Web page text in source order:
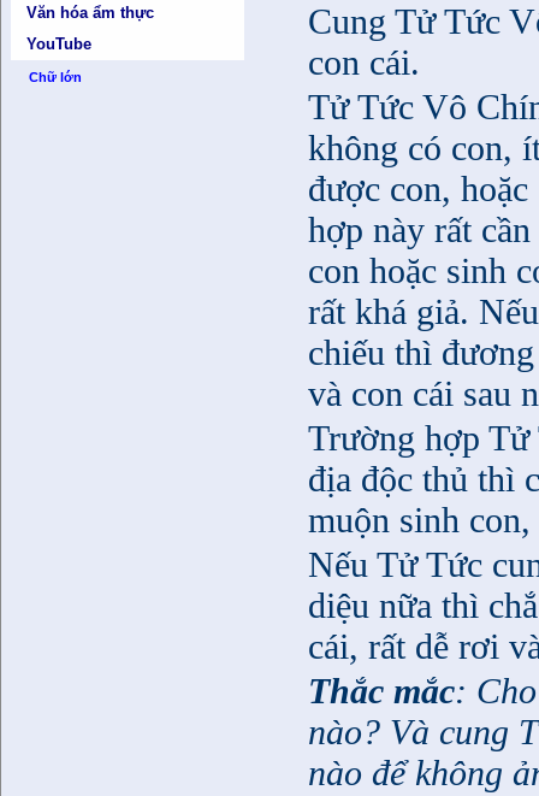
Văn hóa ẩm thực
YouTube
Chữ lớn
Cung Tử Tức
con cái.
Tử Tức Vô
không có con,
được con,
hợp này rất
con hoặc sinh
rất khá giả.
chiếu thì
và con cái sau
Trường hợp
địa độc thủ thì
muộn sinh
Nếu Tử Tức
diệu nữa thì
cái, rất dễ rơi
Thắc mắc:
nào? Và cung
nào để không